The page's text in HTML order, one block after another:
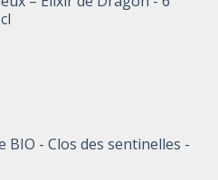
BIO - Clos des sentinelles -